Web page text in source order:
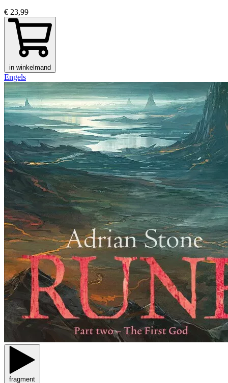
€ 23,99
in winkelmand
Engels
fragment